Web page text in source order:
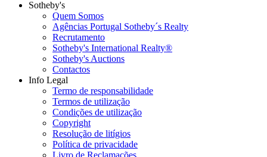
Sotheby's
Quem Somos
Agências Portugal Sotheby´s Realty
Recrutamento
Sotheby's International Realty®
Sotheby's Auctions
Contactos
Info Legal
Termo de responsabilidade
Termos de utilização
Condições de utilização
Copyright
Resolução de litígios
Política de privacidade